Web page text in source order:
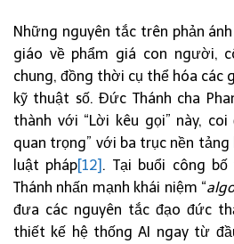
Những nguyên tắc trên phản
giáo về phẩm giá con người,
chung, đồng thời cụ thể hóa các
kỹ thuật số. Đức Thánh cha
thành với “Lời kêu gọi” này,
quan trọng” với ba trục nền
luật pháp[12] . Tại buổi công bố
Thánh nhấn mạnh khái niệm “
đưa các nguyên tắc đạo đức
thiết kế hệ thống AI ngay từ